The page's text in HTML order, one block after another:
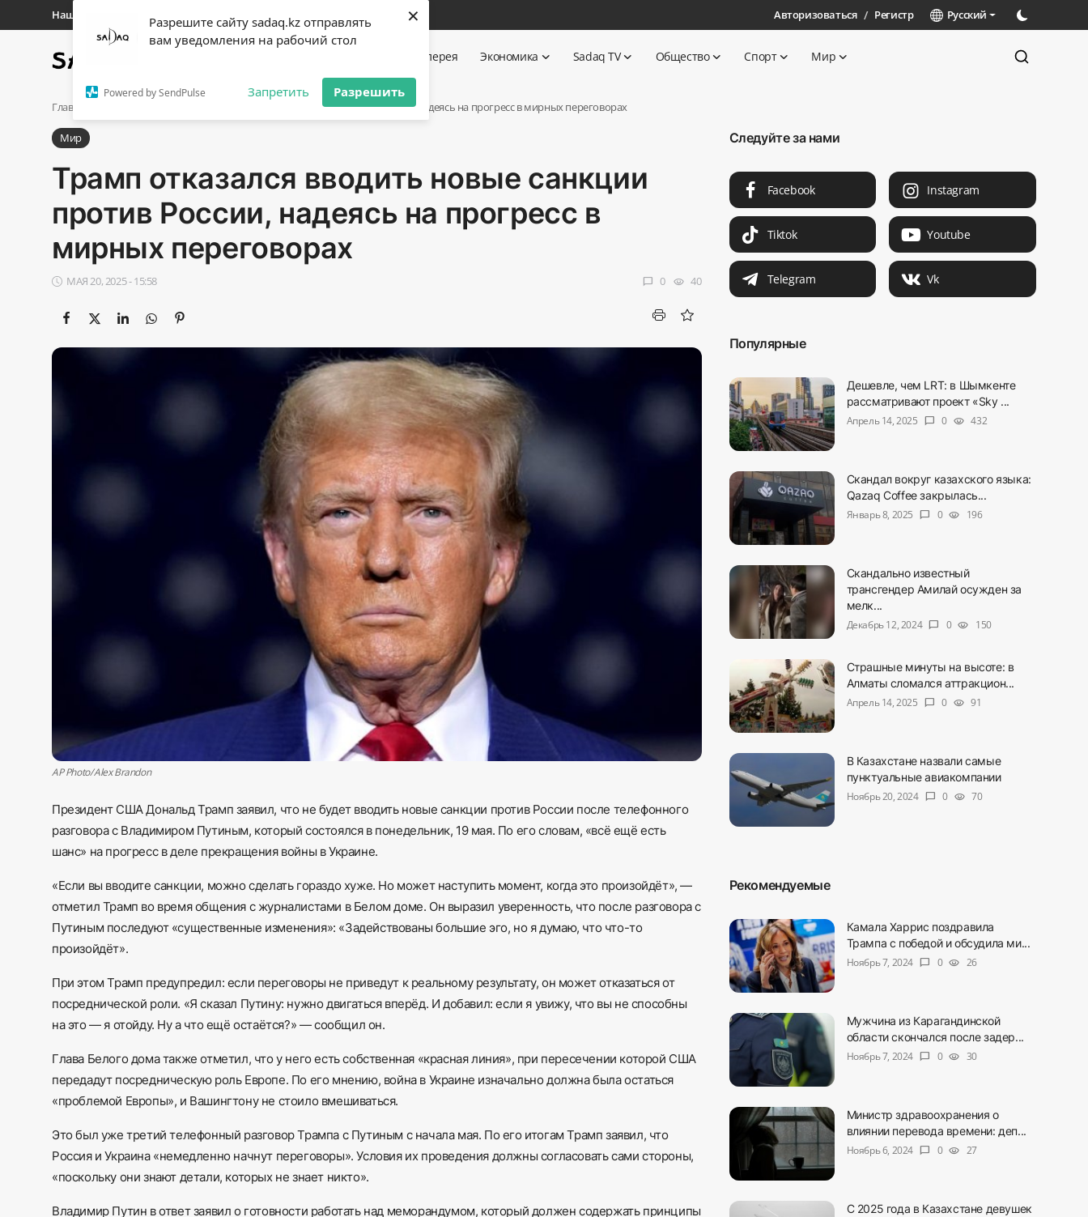
Разрешите сайту sadaq.kz отправлять
вам уведомления на рабочий стол
Powered by SendPulse Запретить Разрешить
×
Наши контакты Авторизоваться / Регистр Русский
Галерея Экономика Sadaq TV Общество Спорт Мир
Авторизоваться
Регистр
Наши контакты
Политика
Экономика
Главная Трамп отказался вводить новые санкции против России, надеясь на прогресс в мирных переговорах
Мир
Трамп отказался вводить новые санкции
против России, надеясь на прогресс в
мирных переговорах
МАЯ 20, 2025 - 15:58 chat_bubble 0 visibility 40
AP Photo/ Alex Brandon
Президент США Дональд Трамп заявил, что не будет вводить новые санкции против России после телефонного
разговора с Владимиром Путиным, который состоялся в понедельник, 19 мая. По его словам, «всё ещё есть
шанс» на прогресс в деле прекращения войны в Украине.
«Если вы вводите санкции, можно сделать гораздо хуже. Но может наступить момент, когда это произойдёт», —
отметил Трамп во время общения с журналистами в Белом доме. Он выразил уверенность, что после разговора с
Путиным последуют «существенные изменения»: «Задействованы большие эго, но я думаю, что что-то
произойдёт».
При этом Трамп предупредил: если переговоры не приведут к реальному результату, он может отказаться от
посреднической роли. «Я сказал Путину: нужно двигаться вперёд. И добавил: если я увижу, что вы не способны
на это — я отойду. Ну а что ещё остаётся?» — сообщил он.
Глава Белого дома также отметил, что у него есть собственная «красная линия», при пересечении которой США
передадут посредническую роль Европе. По его мнению, война в Украине изначально должна была остаться
«проблемой Европы», и Вашингтону не стоило вмешиваться.
Это был уже третий телефонный разговор Трампа с Путиным с начала мая. По его итогам Трамп заявил, что
Россия и Украина «немедленно начнут переговоры». Условия их проведения должны согласовать сами стороны,
«поскольку они знают детали, которых не знает никто».
Владимир Путин в ответ заявил о готовности работать над меморандумом, который должен содержать принципы
Следуйте за нами
Facebook Instagram
Tiktok Youtube
Telegram Vk
Популярные
Дешевле, чем LRT: в Шымкенте
рассматривают проект «Sky ...
Апрель 14, 2025
chat_bubble 0 visibility 432
Скандал вокруг казахского языка:
Qazaq Coffee закрылась...
Январь 8, 2025
chat_bubble 0 visibility 196
Скандально известный
трансгендер Амилай осужден за
мелк...
Декабрь 12, 2024
chat_bubble 0 visibility 150
Страшные минуты на высоте: в
Алматы сломался аттракцион...
Апрель 14, 2025
chat_bubble 0 visibility 91
В Казахстане назвали самые
пунктуальные авиакомпании
Ноябрь 20, 2024
chat_bubble 0 visibility 70
Рекомендуемые
Камала Харрис поздравила
Трампа с победой и обсудила ми...
Ноябрь 7, 2024
chat_bubble 0 visibility 26
Мужчина из Карагандинской
области скончался после задер...
Ноябрь 7, 2024
chat_bubble 0 visibility 30
Министр здравоохранения о
влиянии перевода времени: деп...
Ноябрь 6, 2024
chat_bubble 0 visibility 27
С 2025 года в Казахстане девушек